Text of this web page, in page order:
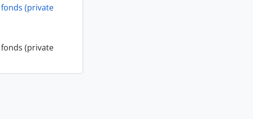
(private
(private